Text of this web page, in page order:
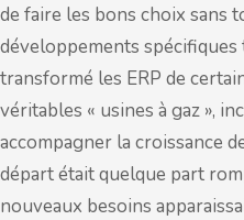
de faire les bons choix sans
développements
transformé les ERP de
véritables « usines à gaz »,
accompagner la croissance
départ était quelque part
nouveaux besoins